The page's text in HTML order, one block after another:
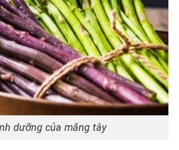
dưỡng của măng tây